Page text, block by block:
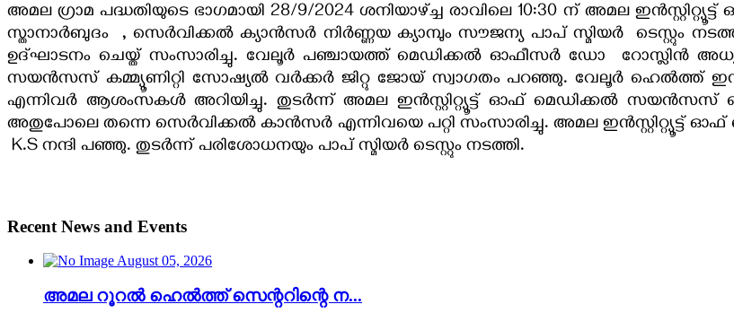
അമല ഗ്രാമ പദ്ധതിയുടെ ഭാഗമായി 28/9/2024 ശനിയാഴ്ച്ച രാവിലെ 10:30 ന് അമല
സ്താനാർബുദം , സെർവിക്കൽ ക്യാൻസർ നിർണ്ണയ ക്യാമ്പും സൗജന്യ പാപ് സ്മിയർ ടെസ്റ്റും
ഉദ്ഘാടനം ചെയ്ത് സംസാരിച്ചു. വേലൂർ പഞ്ചായത്ത് മെഡിക്കൽ ഓഫീസർ ഡോ റോസ്ലിൻ
സയൻസസ് കമ്മ്യൂണിറ്റി സോഷ്യൽ വർക്കർ ജിറ്റു ജോയ് സ്വാഗതം പറഞ്ഞു. വേലൂർ ഹെൽത്ത്
എന്നിവർ ആശംസകൾ അറിയിച്ചു. തുടർന്ന് അമല ഇൻസ്റ്റിറ്റ്യൂട്ട് ഓഫ് മെഡിക്കൽ
അതുപോലെ തന്നെ സെർവിക്കൽ കാൻസർ എന്നിവയെ പറ്റി സംസാരിച്ചു. അമല
K.S നന്ദി പഞ്ഞു. തുടർന്ന് പരിശോധനയും പാപ് സ്മിയർ ടെസ്റ്റും നടത്തി.
Recent News and Events
August 05, 2026
അമല റൂറൽ ഹെൽത്ത് സെന്ററിന്റെ ന...